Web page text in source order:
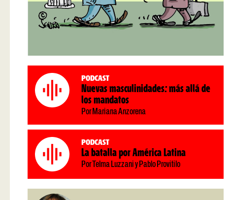
Podcast
Nuevas masculinidades: más allá de
los mandatos
Por Mariana Anzorena
Podcast
La batalla por América Latina
Por Telma Luzzani y Pablo Provitilo